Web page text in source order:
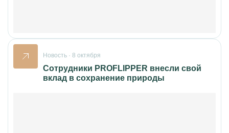
Новость · 8 октября
Сотрудники PROFLIPPER внесли свой
вклад в сохранение природы